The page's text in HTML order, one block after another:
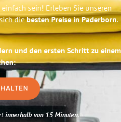
sein! Erleben Sie unseren
diebesten Preise in Paderborn.
und den ersten Schritt zu einem
innerhalb von 15 Minuten.